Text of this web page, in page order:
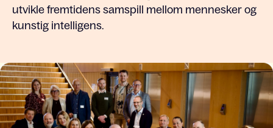
utvikle fremtidens samspill mellom mennesker og
kunstig intelligens.